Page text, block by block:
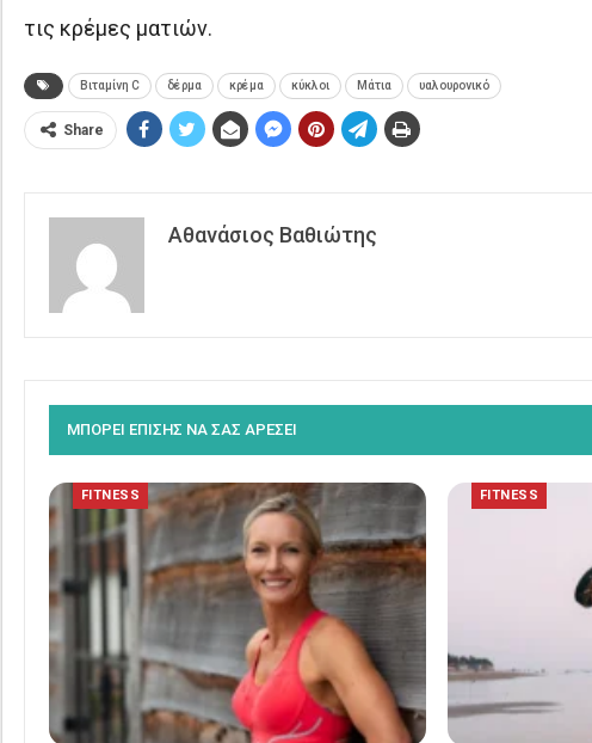
τις κρέμες ματιών.
Βιταμίνη C δέρμα κρέμα κύκλοι Μάτια υαλουρονικό
Share
Αθανάσιος Βαθιώτης
ΜΠΟΡΕΙ ΕΠΙΣΗΣ ΝΑ ΣΑΣ ΑΡΕΣΕΙ
FITNESS FITNESS